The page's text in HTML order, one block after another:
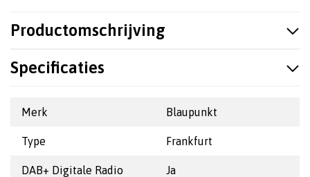
Productomschrijving
Specificaties
Merk Blaupunkt
Type Frankfurt
DAB+ Digitale Radio Ja